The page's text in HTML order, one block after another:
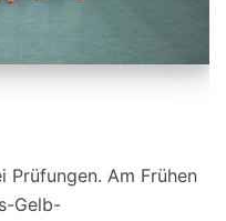
Am Frühen
Gelb-